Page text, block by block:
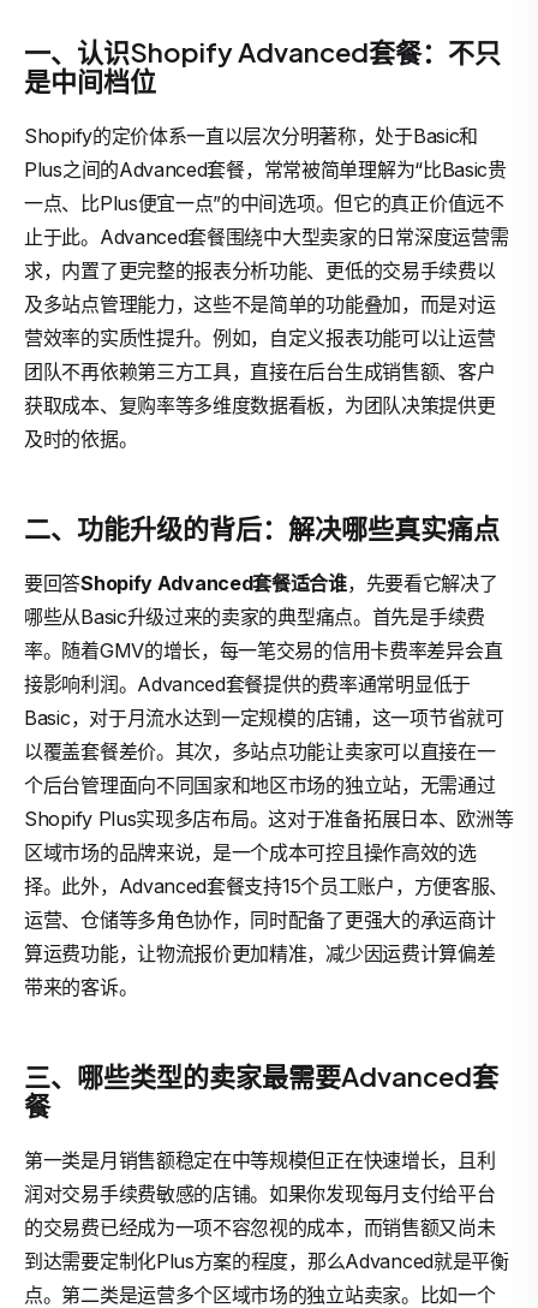
一、认识Shopify Advanced套餐：不只
是中间档位
Shopify的定价体系一直以层次分明著称，处于Basic和
Plus之间的Advanced套餐，常常被简单理解为“比Basic贵
一点、比Plus便宜一点”的中间选项。但它的真正价值远不
止于此。Advanced套餐围绕中大型卖家的日常深度运营需
求，内置了更完整的报表分析功能、更低的交易手续费以
及多站点管理能力，这些不是简单的功能叠加，而是对运
营效率的实质性提升。例如，自定义报表功能可以让运营
团队不再依赖第三方工具，直接在后台生成销售额、客户
获取成本、复购率等多维度数据看板，为团队决策提供更
及时的依据。
二、功能升级的背后：解决哪些真实痛点
要回答Shopify Advanced套餐适合谁，先要看它解决了
哪些从Basic升级过来的卖家的典型痛点。首先是手续费
率。随着GMV的增长，每一笔交易的信用卡费率差异会直
接影响利润。Advanced套餐提供的费率通常明显低于
Basic，对于月流水达到一定规模的店铺，这一项节省就可
以覆盖套餐差价。其次，多站点功能让卖家可以直接在一
个后台管理面向不同国家和地区市场的独立站，无需通过
Shopify Plus实现多店布局。这对于准备拓展日本、欧洲等
区域市场的品牌来说，是一个成本可控且操作高效的选
择。此外，Advanced套餐支持15个员工账户，方便客服、
运营、仓储等多角色协作，同时配备了更强大的承运商计
算运费功能，让物流报价更加精准，减少因运费计算偏差
带来的客诉。
三、哪些类型的卖家最需要Advanced套
餐
第一类是月销售额稳定在中等规模但正在快速增长，且利
润对交易手续费敏感的店铺。如果你发现每月支付给平台
的交易费已经成为一项不容忽视的成本，而销售额又尚未
到达需要定制化Plus方案的程度，那么Advanced就是平衡
点。第二类是运营多个区域市场的独立站卖家。比如一个